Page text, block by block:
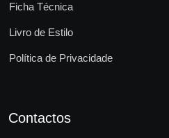
Ficha Técnica
Livro de Estilo
Política de Privacidade
Contactos